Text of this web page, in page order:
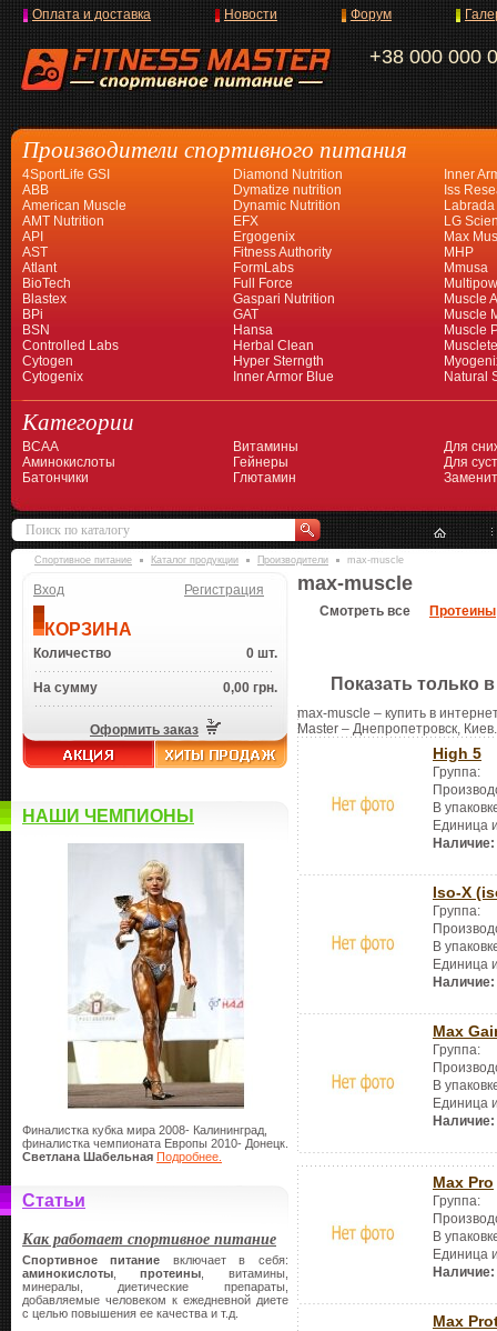
+38 000 000
Оплата и доставка Новости Форум
Производители спортивного питания
4SportLife GSI
ABB
American Muscle
AMT Nutrition
API
AST
Atlant
BioTech
Blastex
BPi
BSN
Controlled Labs
Cytogen
Cytogenix
Diamond Nutrition
Dymatize nutrition
Dynamic Nutrition
EFX
Ergogenix
Fitness Authority
FormLabs
Full Force
Gaspari Nutrition
GAT
Hansa
Herbal Clean
Hyper Sterngth
Inner Armor Blue
Inner
Iss
Labrada
LG
Max
MHP
Mmusa
Muscle
Muscle
Muscle
Natural
Категории
BCAA
Аминокислоты
Батончики
Витамины
Гейнеры
Глютамин
Для
Для
Спортивное питание Каталог продукции Производители max-muscle
Вход Регистрация
КОРЗИНА
Количество 0 шт.
На сумму 0,00 грн.
Оформить заказ
НАШИ ЧЕМПИОНЫ
Финалистка кубка мира 2008- Калининград,
финалистка чемпионата Европы 2010- Донецк.
Светлана Шабельная Подробнее.
Статьи
Как работает спортивное питание
Спортивное питание включает в себя:
аминокислоты ,протеины , витамины,
минералы, диетические препараты,
добавляемые человеком к ежедневной диете
с целью повышения ее качества и т.д.
max-muscle
Смотреть все Протеины
Показать только
max-muscle – купить в
Master – Днепропетровск, Киев.
High 5
Группа:
В
Единица
Наличие:
Iso-X
Группа:
В
Единица
Наличие:
Max
Группа:
В
Единица
Наличие:
Max Pro
Группа:
В
Единица
Наличие:
Max